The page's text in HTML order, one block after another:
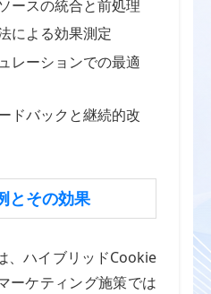
ースの統合と前処理
による効果測定
レーションでの最適
ドバックと継続的改
とその効果
、ハイブリッドCookie
ーケティング施策では